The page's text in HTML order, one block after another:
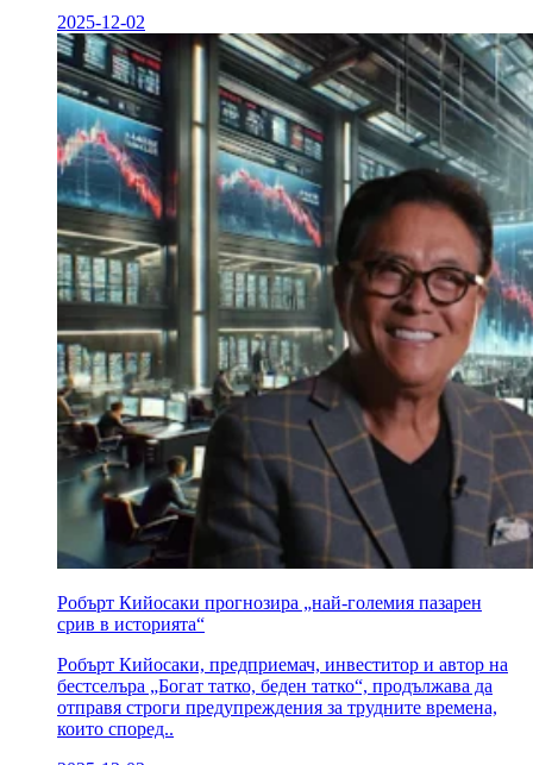
2025-12-02
Робърт Кийосаки прогнозира „най-големия пазарен
срив в историята“
Робърт Кийосаки, предприемач, инвеститор и автор на
бестселъра „Богат татко, беден татко“, продължава да
отправя строги предупреждения за трудните времена,
които според..